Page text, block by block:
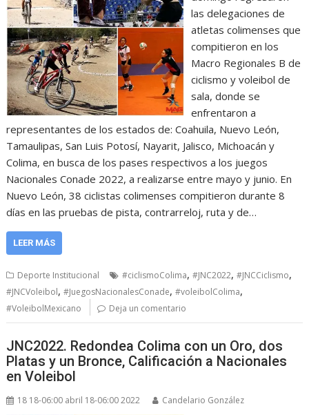
las delegaciones de
atletas colimenses que
compitieron en los
Macro Regionales B de
ciclismo y voleibol de
sala, donde se
enfrentaron a
representantes de los estados de: Coahuila, Nuevo León,
Tamaulipas, San Luis Potosí, Nayarit, Jalisco, Michoacán y
Colima, en busca de los pases respectivos a los juegos
Nacionales Conade 2022, a realizarse entre mayo y junio. En
Nuevo León, 38 ciclistas colimenses compitieron durante 8
días en las pruebas de pista, contrarreloj, ruta y de…
LEER MÁS
Deporte Institucional #ciclismoColima,#JNC2022,#JNCCiclismo,
#JNCVoleibol,#JuegosNacionalesConade,#voleibolColima,
#VoleibolMexicano Deja un comentario
JNC2022. Redondea Colima con un Oro, dos
Platas y un Bronce, Calificación a Nacionales
en Voleibol
18 18-06:00 abril 18-06:00 2022 Candelario González